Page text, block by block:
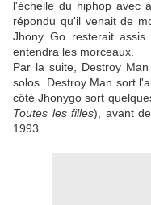
l'échelle du hiphop avec
répondu qu'il venait de
Jhony Go resterait
entendra les morceaux.
Par la suite, Destroy
solos. Destroy Man sort
côté Jhonygo sort
Toutes les filles), avant
1993.